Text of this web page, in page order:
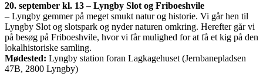
20. september kl. 13 – Lyngby Slot og Friboeshvile
– Lyngby gemmer på meget smukt natur og historie. Vi går hen til
Lyngby Slot og slotspark og nyder naturen omkring. Herefter går vi
på besøg på Friboeshvile, hvor vi får mulighed for at få et kig på den
lokalhistoriske samling.
Mødested: Lyngby station foran Lagkagehuset (Jernbanepladsen
47B, 2800 Lyngby)